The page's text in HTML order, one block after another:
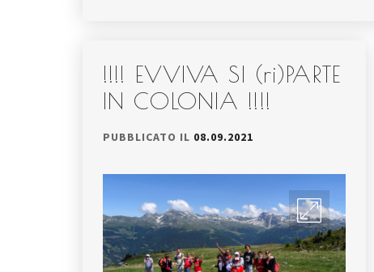
!!!! EVVIVA SI (ri)PARTE
IN COLONIA !!!!
PUBBLICATO IL 08.09.2021